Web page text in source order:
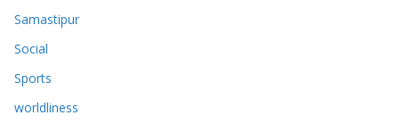
Samastipur
Social
Sports
worldliness